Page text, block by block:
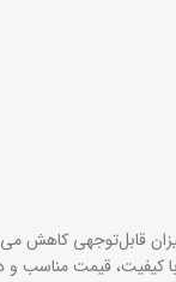
قیمت مناسب و